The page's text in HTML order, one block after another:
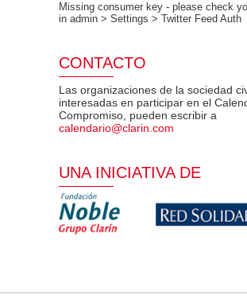
Missing consumer key - please check
in admin > Settings > Twitter Feed Auth
CONTACTO
Las organizaciones de la sociedad
interesadas en participar en el
Compromiso, pueden escribir a
calendario@clarin.com
UNA INICIATIVA DE